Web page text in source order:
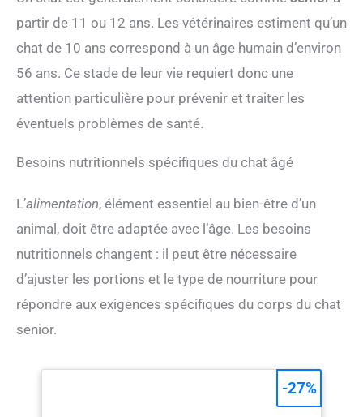
partir de 11 ou 12 ans. Les vétérinaires estiment qu’un
chat de 10 ans correspond à un âge humain d’environ
56 ans. Ce stade de leur vie requiert donc une
attention particulière pour prévenir et traiter les
éventuels problèmes de santé.
Besoins nutritionnels spécifiques du chat âgé
L’alimentation, élément essentiel au bien-être d’un
animal, doit être adaptée avec l’âge. Les besoins
nutritionnels changent : il peut être nécessaire
d’ajuster les portions et le type de nourriture pour
répondre aux exigences spécifiques du corps du chat
senior.
-27%